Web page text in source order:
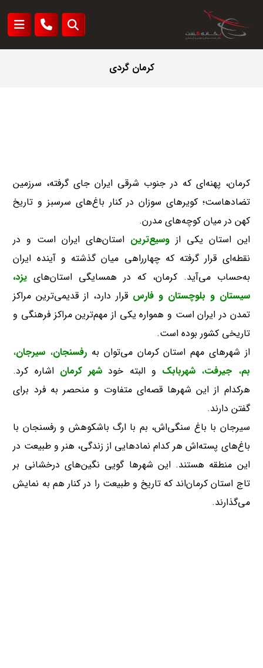
کرمان گردی
کرمان، پهنه‌ای که در جنوب شرقی ایران جای گرفته، سرزمین
تضادهاست؛ کویرهای سوزان در کنار باغ‌های سرسبز و تاریخ
کهن در میان کوچه‌های مدرن.
این استان یکی ازوسیع‌ترین استان‌های ایران است و در
نقطه‌ای قرار گرفته که چهارراهی میان گذشته و آینده ایران
به‌حساب می‌آید. کرمان، که در همسایگی استان‌های یزد،
سیستان و بلوچستان و فارس قرار دارد، از قدیمی‌ترین مراکز
تمدن در ایران است و همواره یکی از مهم‌ترین مراکز فرهنگی و
تاریخی کشور بوده است.
از شهرهای مهم استان کرمان می‌توان به رفسنجان، سیرجان،
بم، جیرفت، شهربابک و البته خود شهر کرمان اشاره کرد.
هرکدام از این شهرها قصه‌ای متفاوت و منحصر به فرد برای
گفتن دارند.
سیرجان با باغ سنگی‌اش، بم با ارگ باشکوهش و رفسنجان با
باغ‌های پسته‌اش هر کدام نمادهایی از زندگی، هنر و طبیعت در
این منطقه هستند. این شهرها گویی نگین‌های درخشانی بر
تاج استان کرمان‌اند که تاریخ و طبیعت را در کنار هم به نمایش
می‌گذارند.